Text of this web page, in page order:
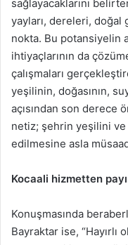
sağlayacaklarını
yayları, dereleri,
nokta. Bu potansiyelin
ihtiyaçlarının da
çalışmaları
yeşilinin, doğasının,
açısından son derece
netiz; şehrin yeşilini ve
edilmesine asla
Kocaali hizmetten
Konuşmasında
Bayraktar ise, “Hayırlı